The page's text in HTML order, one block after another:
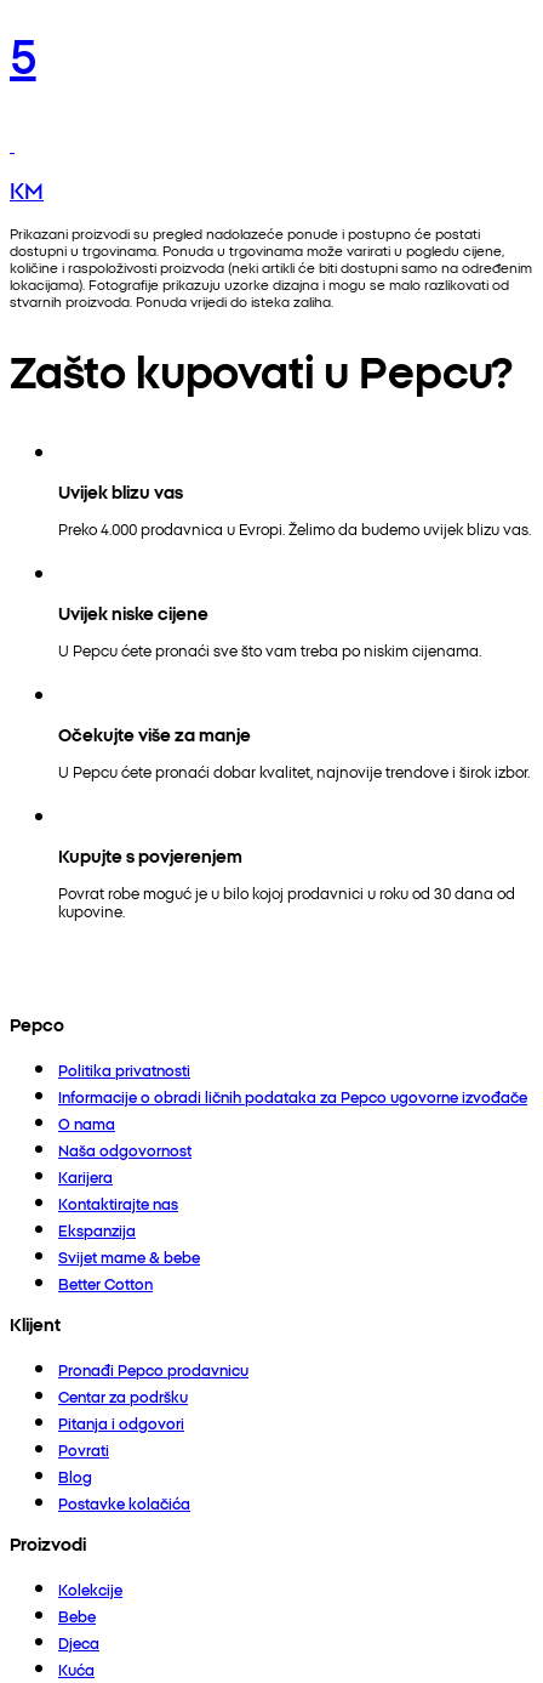
5
KM
Prikazani proizvodi su pregled nadolazeće ponude i postupno će postati
dostupni u trgovinama. Ponuda u trgovinama može varirati u pogledu cijene,
količine i raspoloživosti proizvoda (neki artikli će biti dostupni samo na određenim
lokacijama). Fotografije prikazuju uzorke dizajna i mogu se malo razlikovati od
stvarnih proizvoda. Ponuda vrijedi do isteka zaliha.
Zašto kupovati u Pepcu?
Uvijek blizu vas
Preko 4.000 prodavnica u Evropi. Želimo da budemo uvijek blizu vas.
Uvijek niske cijene
U Pepcu ćete pronaći sve što vam treba po niskim cijenama.
Očekujte više za manje
U Pepcu ćete pronaći dobar kvalitet, najnovije trendove i širok izbor.
Kupujte s povjerenjem
Povrat robe moguć je u bilo kojoj prodavnici u roku od 30 dana od
kupovine.
Pepco
Politika privatnosti
Informacije o obradi ličnih podataka za Pepco ugovorne izvođače
O nama
Naša odgovornost
Karijera
Kontaktirajte nas
Ekspanzija
Svijet mame & bebe
Better Cotton
Klijent
Pronađi Pepco prodavnicu
Centar za podršku
Pitanja i odgovori
Povrati
Blog
Postavke kolačića
Proizvodi
Kolekcije
Bebe
Djeca
Kuća